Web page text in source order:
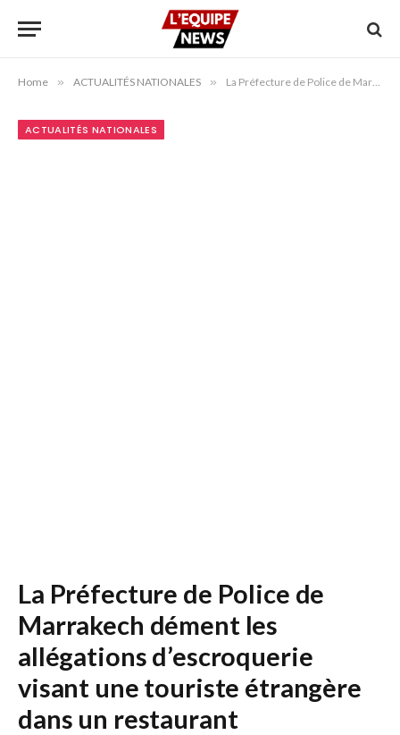
Home » ACTUALITÉS NATIONALES » La Préfecture de Police de Marrakech dément les allégations d’escroquerie visant une touriste étrangère dans un restaurant
ACTUALITÉS NATIONALES
La Préfecture de Police de
Marrakech dément les
allégations d’escroquerie
visant une touriste étrangère
dans un restaurant